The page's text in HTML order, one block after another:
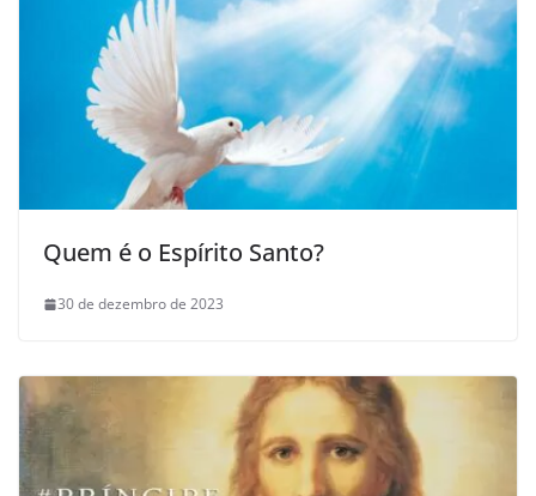
Quem é o Espírito Santo?
30 de dezembro de 2023